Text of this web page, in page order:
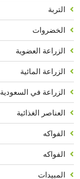
التربة
الخضروات
الزراعة العضوية
الزراعة المائية
الزراعة في السعودية
العناصر الغذائية
الفواكه
الفواكه
المبيدات